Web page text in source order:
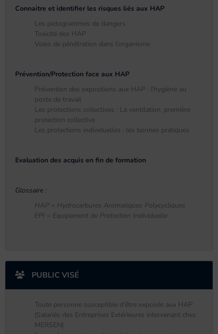
Connaitre et identifier les risques liés aux HAP
Les pictogrammes de dangers
Toxicité des HAP
Voies de pénétration dans l'organisme
Prévention/Protection face aux HAP
Prévention des expositions aux HAP : l'hygiène au
poste de travail
Les protections collectives : La ventilation, première
protection collective
Les protections individuelles : les bonnes pratiques
Evaluation des acquis en fin de formation
Glossaire :
HAP = Hydrocarbures Aromatiques Polycycliques
EPI = Equipement de Protection Individuelle
PUBLIC VISÉ
Toute personne susceptible d'être exposée aux HAP
(Salariés des Entreprises Extérieures intervenant chez
MERSEN)